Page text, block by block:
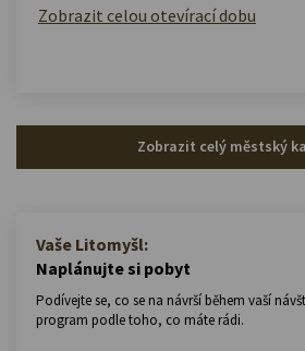
Zobrazit celou otevírací dobu
Zobrazit celý městský
Vaše Litomyšl:
Naplánujte si pobyt
Podívejte se, co se na návrší během vaší
program podle toho, co máte rádi.